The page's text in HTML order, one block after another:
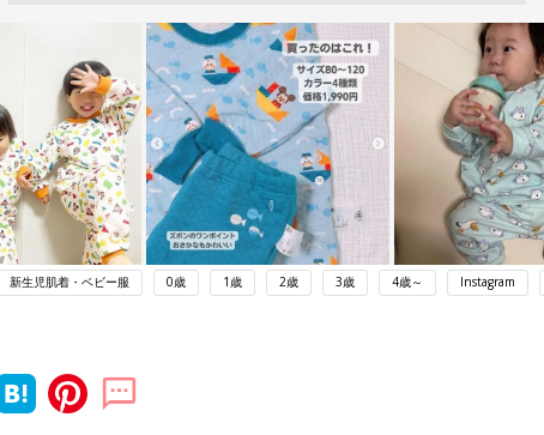
新生児肌着・ベビー服 0歳 1歳 2歳 3歳 4歳～ Instagram